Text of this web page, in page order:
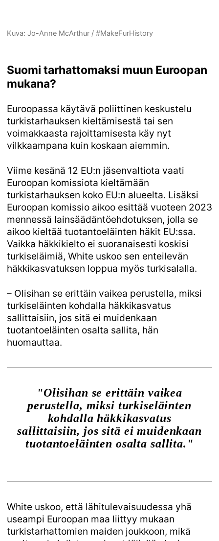
Kuva: Jo-Anne McArthur / #MakeFurHistory
Suomi tarhattomaksi muun Euroopan
mukana?
Euroopassa käytävä poliittinen keskustelu
turkistarhauksen kieltämisestä tai sen
voimakkaasta rajoittamisesta käy nyt
vilkkaampana kuin koskaan aiemmin.
Viime kesänä 12 EU:n jäsenvaltiota vaati
Euroopan komissiota kieltämään
turkistarhauksen koko EU:n alueelta. Lisäksi
Euroopan komissio aikoo esittää vuoteen 2023
mennessä lainsäädäntöehdotuksen, jolla se
aikoo kieltää tuotantoeläinten häkit EU:ssa.
Vaikka häkkikielto ei suoranaisesti koskisi
turkiseläimiä, White uskoo sen enteilevän
häkkikasvatuksen loppua myös turkisalalla.
– Olisihan se erittäin vaikea perustella, miksi
turkiseläinten kohdalla häkkikasvatus
sallittaisiin, jos sitä ei muidenkaan
tuotantoeläinten osalta sallita, hän
huomauttaa.
"Olisihan se erittäin vaikea
perustella, miksi turkiseläinten
kohdalla häkkikasvatus
sallittaisiin, jos sitä ei muidenkaan
tuotantoeläinten osalta sallita."
White uskoo, että lähitulevaisuudessa yhä
useampi Euroopan maa liittyy mukaan
turkistarhattomien maiden joukkoon, mikä